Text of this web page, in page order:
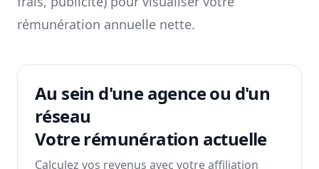
rémunération annuelle nette.
Au sein d'une agence ou d'un
réseau
Votre rémunération actuelle
Calculez vos revenus avec votre affiliation